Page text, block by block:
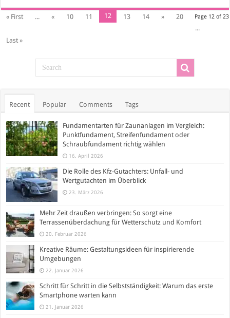
Page 12 of 23
« First ... « 10 11 12 13 14 »
20
...
Last »
Recent Popular Comments Tags
Fundamentarten für Zaunanlagen im Vergleich:
Punktfundament, Streifenfundament oder
Schraubfundament richtig wählen
16. April 2026
Die Rolle des Kfz-Gutachters: Unfall- und
Wertgutachten im Überblick
23. März 2026
Mehr Zeit draußen verbringen: So sorgt eine
Terrassenüberdachung für Wetterschutz und Komfort
20. Februar 2026
Kreative Räume: Gestaltungsideen für inspirierende
Umgebungen
22. Januar 2026
Schritt für Schritt in die Selbstständigkeit: Warum das erste
Smartphone warten kann
21. Januar 2026